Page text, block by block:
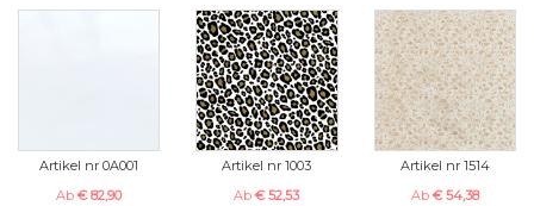
Artikel nr 0A001
Ab€ 82,90
Artikel nr 1003
Ab€ 52,53
Artikel nr 1514
Ab € 54,38